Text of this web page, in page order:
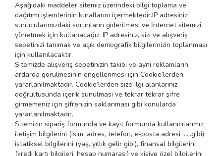
Aşağıdaki maddeler sitemiz üzerindeki bilgi toplama ve
dağıtımı işlemlerinin kurallarını içermektedir.IP adresinizi
sunucularımızdaki sorunların giderilmesi ve İnternet sitemizi
yönetmek için kullanacağız. IP adresiniz, sizi ve alışveriş
sepetinizi tanımak ve açık demografik bilgilerinizin toplanması
için kullanılacaktır.
Sitemizde alışveriş sepetinizin takibi ve aynı reklamların
ardarda görülmesinin engellenmesi için Cookie’lerden
yararlanılmaktadır. Cookie’lerden size ilgi alanlarınız
doğrultusunda içerik sunulması ve tekrar tekrar şifre
girmemeniz için şifrenizin saklanması gibi konularda
yararlanılmaktadır.
Sitemizin sipariş formunda ve kayıt formunda kullanıcılarımız,
iletişim bilgilerini (isim, adres, telefon, e-posta adresi ......gibi),
istatiksel bilgilerini (yaş, yıllık gelir gibi), finansal bilgilerini
(kredi kartı bilgileri, hesap numarası) ve kişiye özel bilgilerini